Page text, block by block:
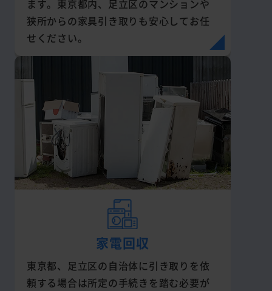
ます。東京都内、足立区のマンションや
狭所からの家具引き取りも安心してお任
せください。
家電回収
東京都、足立区の自治体に引き取りを依
頼する場合は所定の手続きを踏む必要が